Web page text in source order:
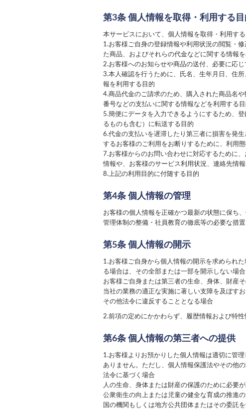
第3条 個人情報を取得・利用する目
本サービスにおいて、個人情報を取得・利用す
1.お客様ご自身の登録情報や利用状況の閲覧・
た商品、およびそれらの代金などに関する情報
2.お客様へのお知らせや商品の送付、必要に応
3.本人確認を行うために、氏名、生年月日、住
報を利用する目的
4.商品代金のご請求のため、購入された商品名
番号などの支払いに関する情報などを利用する目
5.簡便にデータを入力できるようにするため、
るものも含む）に転送する目的
6.代金の支払いを遅滞したり第三者に損害を発
するお客様のご利用をお断りするために、利用
7.お客様からのお問い合わせに対応するために
情報や、お客様のサービス利用状況、連絡先情
8.上記の利用目的に付随する目的
第4条 個人情報の管理
お客様の個人情報を正確かつ最新の状態に保ち
管理体制の整備・社員教育の徹底等の必要な措
第5条 個人情報の開示
1.お客様ご自身から個人情報の開示を求められ
る場合は、その全部または一部を開示しない場
お客様ご自身または第三者の生命、身体、財産
当社の業務の適正な実施に著しい支障を及ぼす
その他法令に違反することとなる場合
2.前項の定めにかかわらず、履歴情報および特
第6条 個人情報の第三者への提供
1.お客様よりお預かりした個人情報は適切に管
ありません。ただし、個人情報保護法やその他
法令に基づく場合
人の生命、身体または財産の保護のために必要
公衆衛生の向上または児童の健全な育成の推進
国の機関もしくは地方公共団体またはその委託